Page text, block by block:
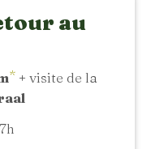
au
* + visite de la